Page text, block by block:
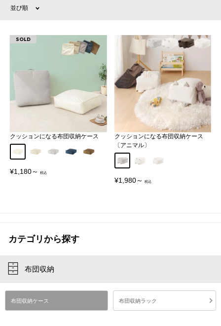
並び順
SOLD
クッションになる布団収納ケース
アイボリーベージュグレーネイビーブラウン
販
¥1,180～
クッションになる布団収納ケース
〔アニマル〕
ねこA ねこB うさぎ
販
¥1,980～
カテゴリから探す
布団収納
布団収納ケース 布団収納ラック